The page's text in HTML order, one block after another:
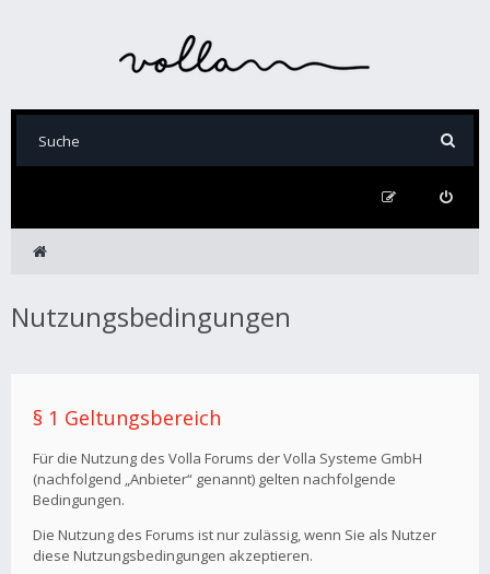
Nutzungsbedingungen
§ 1 Geltungsbereich
Für die Nutzung des Volla Forums der Volla Systeme GmbH
(nachfolgend „Anbieter“ genannt) gelten nachfolgende
Bedingungen.
Die Nutzung des Forums ist nur zulässig, wenn Sie als Nutzer
diese Nutzungsbedingungen akzeptieren.